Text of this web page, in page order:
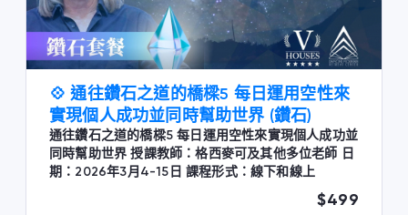
💠 通往鑽石之道的橋樑5 每日運用空性來
實現個人成功並同時幫助世界 (鑽石)
通往鑽石之道的橋樑5 每日運用空性來實現個人成功並
同時幫助世界 授課教師：格西麥可及其他多位老師 日
期：2026年3月4-15日 課程形式：線下和線上
$499